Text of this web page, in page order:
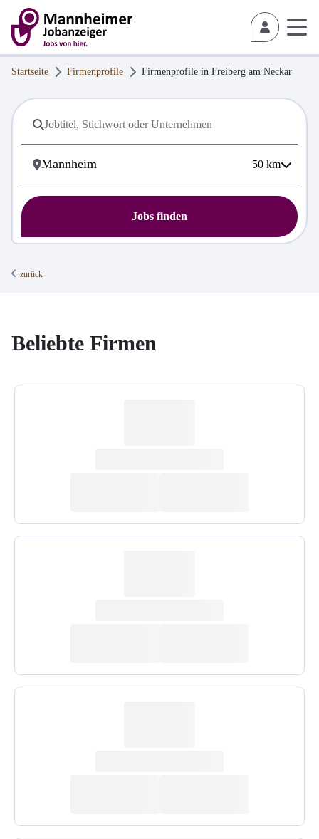
Startseite Firmenprofile Firmenprofile in Freiberg am Neckar
50 km
Jobs finden
zurück
Beliebte Firmen